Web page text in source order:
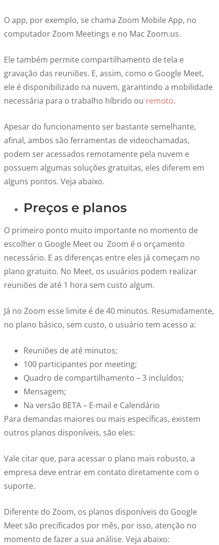
O app, por exemplo, se chama Zoom Mobile App, no
computador Zoom Meetings e no Mac Zoom.us.
Ele também permite compartilhamento de tela e
gravação das reuniões. E, assim, como o Google Meet,
ele é disponibilizado na nuvem, garantindo a mobilidade
necessária para o trabalho híbrido ou remoto.
Apesar do funcionamento ser bastante semelhante,
afinal, ambos são ferramentas de videochamadas,
podem ser acessados remotamente pela nuvem e
possuem algumas soluções gratuitas, eles diferem em
alguns pontos. Veja abaixo.
Preços e planos
O primeiro ponto muito importante no momento de
escolher o Google Meet ou Zoom é o orçamento
necessário. E as diferenças entre eles já começam no
plano gratuito. No Meet, os usuários podem realizar
reuniões de até 1 hora sem custo algum.
Já no Zoom esse limite é de 40 minutos. Resumidamente,
no plano básico, sem custo, o usuário tem acesso a:
Reuniões de até minutos;
100 participantes por meeting;
Quadro de compartilhamento – 3 incluídos;
Mensagem;
Na versão BETA – E-mail e Calendário
Para demandas maiores ou mais específicas, existem
outros planos disponíveis, são eles:
Vale citar que, para acessar o plano mais robusto, a
empresa deve entrar em contato diretamente com o
suporte.
Diferente do Zoom, os planos disponíveis do Google
Meet são precificados por mês, por isso, atenção no
momento de fazer a sua análise. Veja abaixo: